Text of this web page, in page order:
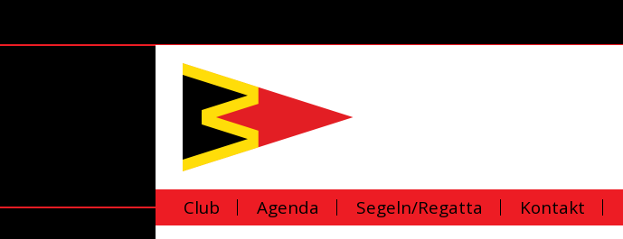
Club Agenda Segeln/Regatta Kontakt